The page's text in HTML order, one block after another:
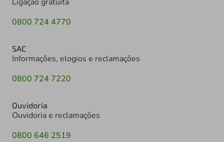
Ligação gratuita
0800 724 4770
SAC
Informações, elogios e reclamações
0800 724 7220
Ouvidoria
Ouvidoria e reclamações
0800 646 2519